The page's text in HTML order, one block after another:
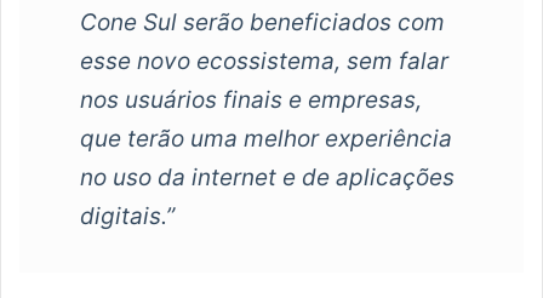
Cone Sul serão beneficiados com
esse novo ecossistema, sem falar
nos usuários finais e empresas,
que terão uma melhor experiência
no uso da internet e de aplicações
digitais.”